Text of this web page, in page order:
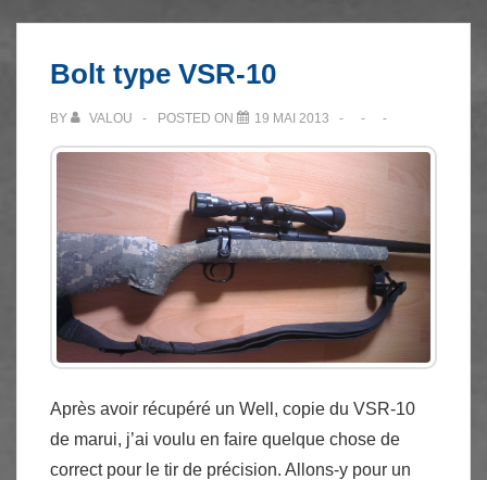
Bolt type VSR-10
BY VALOU POSTED ON 19 MAI 2013
Après avoir récupéré un Well, copie du VSR-10
de marui, j’ai voulu en faire quelque chose de
correct pour le tir de précision. Allons-y pour un